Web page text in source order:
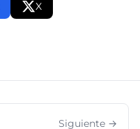
X
Siguiente →